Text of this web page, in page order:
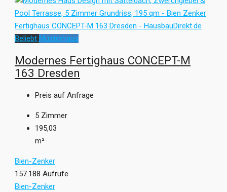
Beliebt Musterhaus
Modernes Fertighaus CONCEPT-M
163 Dresden
Preis auf Anfrage
5 Zimmer
195,03
m²
Bien-Zenker
157.188 Aufrufe
Bien-Zenker